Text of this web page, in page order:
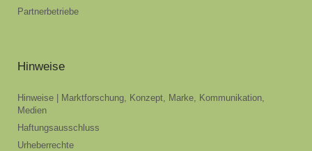
Partnerbetriebe
Hinweise
Hinweise | Marktforschung, Konzept, Marke, Kommunikation,
Medien
Haftungsausschluss
Urheberrechte